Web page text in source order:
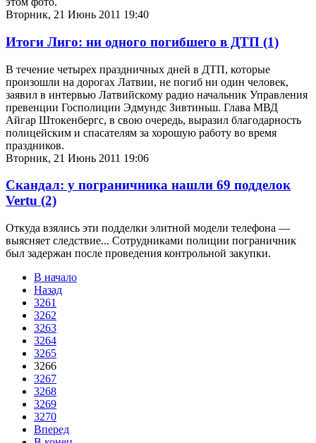
Вторник, 21 Июнь 2011 19:40
Итоги Лиго: ни одного погибшего в ДТП (1)
В течение четырех праздничных дней в ДТП, которые
произошли на дорогах Латвии, не погиб ни один человек,
заявил в интервью Латвийскому радио начальник Управления
превенции Госполиции Эдмундс Зивтиньш. Глава МВД
Айгар Штокенбергс, в свою очередь, выразил благодарность
полицейским и спасателям за хорошую работу во время
праздников.
Вторник, 21 Июнь 2011 19:06
Скандал: у пограничника нашли 69 подделок
Vertu (2)
Откуда взялись эти подделки элитной модели телефона —
выясняет следствие... Сотрудниками полиции пограничник
был задержан после проведения контрольной закупки.
В начало
Назад
3261
3262
3263
3264
3265
3266
3267
3268
3269
3270
Вперед